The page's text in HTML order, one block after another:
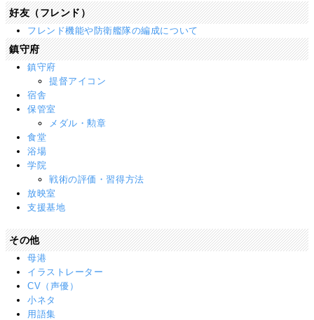
好友（フレンド）
フレンド機能や防衛艦隊の編成について
鎮守府
鎮守府
提督アイコン
宿舎
保管室
メダル・勲章
食堂
浴場
学院
戦術の評価・習得方法
放映室
支援基地
その他
母港
イラストレーター
CV（声優）
小ネタ
用語集